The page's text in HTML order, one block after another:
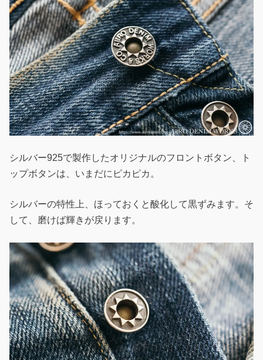
シルバー925で製作したオリジナルのフロントボタン、ト
ップボタンは、いまだにピカピカ。
シルバーの特性上、ほっておくと酸化して黒ずみます。そ
して、磨けば輝きが戻ります。